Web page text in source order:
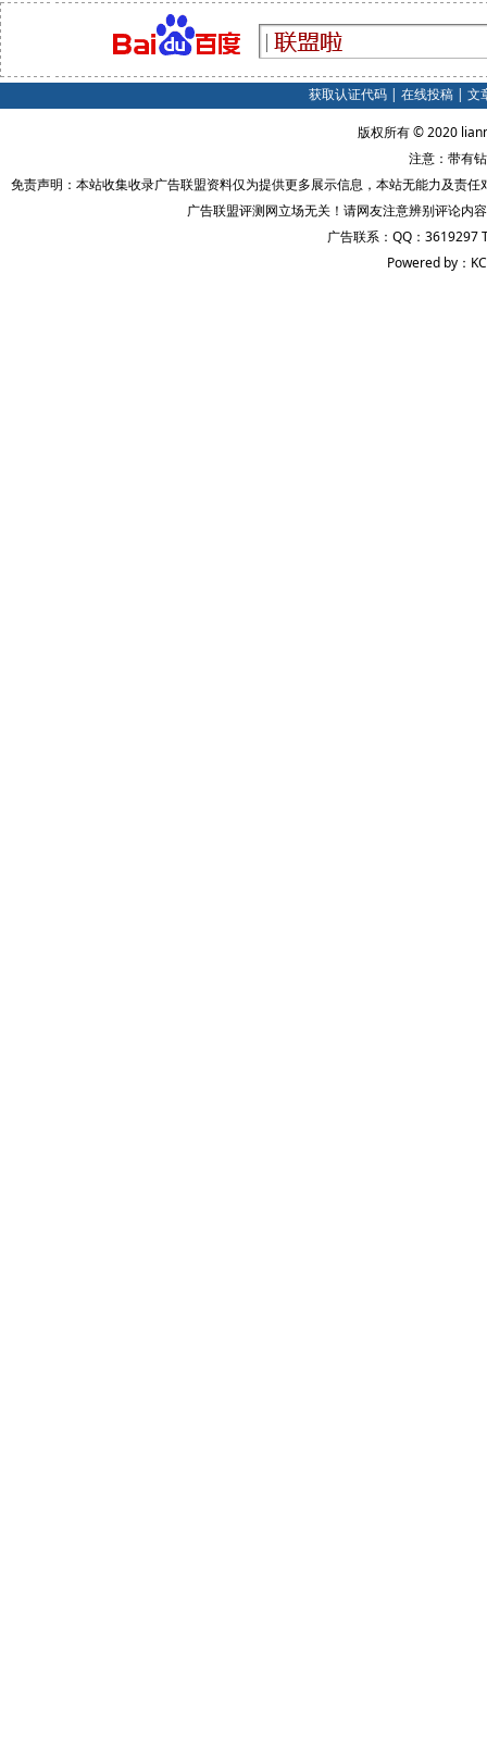
获取认证代码| 在线投稿| 文
版权所有 © 2020
注意：带有
免责声明：本站收集收录广告联盟资料仅为提供更多展示信息，本站无能力及责
广告联盟评测网立场无关！请网友注意辨别评论内
广告联系：QQ：3619297
Powered by：